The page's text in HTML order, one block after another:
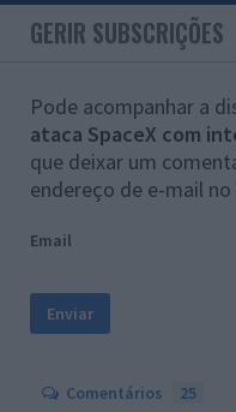
GERIR SUBSCRIÇÕES
Pode acompanhar a
ataca SpaceX com
que deixar um
endereço de e-mail
Email
Comentários 25